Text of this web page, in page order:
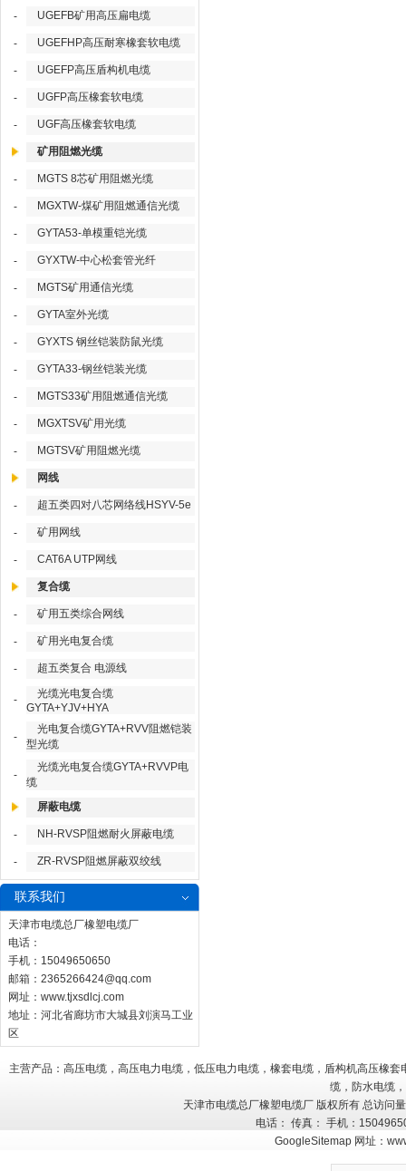
- UGEFB矿用高压扁电缆
- UGEFHP高压耐寒橡套软电缆
- UGEFP高压盾构机电缆
- UGFP高压橡套软电缆
- UGF高压橡套软电缆
矿用阻燃光缆
- MGTS 8芯矿用阻燃光缆
- MGXTW-煤矿用阻燃通信光缆
- GYTA53-单模重铠光缆
- GYXTW-中心松套管光纤
- MGTS矿用通信光缆
- GYTA室外光缆
- GYXTS 钢丝铠装防鼠光缆
- GYTA33-钢丝铠装光缆
- MGTS33矿用阻燃通信光缆
- MGXTSV矿用光缆
- MGTSV矿用阻燃光缆
网线
- 超五类四对八芯网络线HSYV-5e
- 矿用网线
- CAT6A UTP网线
复合缆
- 矿用五类综合网线
- 矿用光电复合缆
- 超五类复合 电源线
-
光缆光电复合缆
GYTA+YJV+HYA
-
光电复合缆GYTA+RVV阻燃铠装
型光缆
-
光缆光电复合缆GYTA+RVVP电
缆
屏蔽电缆
- NH-RVSP阻燃耐火屏蔽电缆
- ZR-RVSP阻燃屏蔽双绞线
联系我们
天津市电缆总厂橡塑电缆厂
电话：
手机：15049650650
邮箱： 2365266424@qq.com
网址： www.tjxsdlcj.com
地址：河北省廊坊市大城县刘演马工业
区
主营产品：高压电缆，高压电力电缆，低压电力电缆，橡套电缆，盾构机高压橡
缆，防水电缆
天津市电缆总厂橡塑电缆厂 版权所有 总访问
电话： 传真： 手机：
GoogleSitemap 网址：